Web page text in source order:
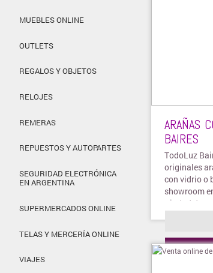
MUEBLES ONLINE
OUTLETS
REGALOS Y OBJETOS
RELOJES
REMERAS
REPUESTOS Y AUTOPARTES
SEGURIDAD ELECTRÓNICA
EN ARGENTINA
SUPERMERCADOS ONLINE
TELAS Y MERCERÍA ONLINE
VIAJES
ARAÑAS
BAIRES
TodoLuz
originales
con vidrio o
showroom
Ciudad de